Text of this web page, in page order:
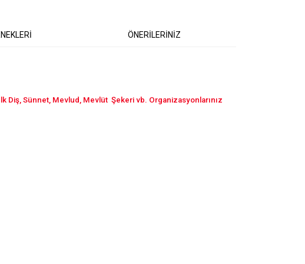
ÖNERİLERİNİZ
Diş, Sünnet, Mevlud, Mevlüt Şekeri vb. Organizasyonlarınız